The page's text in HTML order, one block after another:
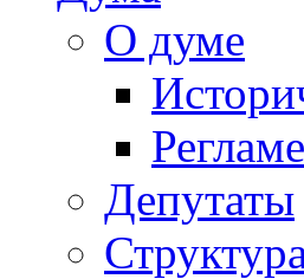
О думе
Депутаты